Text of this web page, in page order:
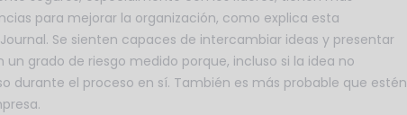
para mejorar la organización, como explica esta
Se sienten capaces de intercambiar ideas y presentar
grado de riesgo medido porque, incluso si la idea no
durante el proceso en sí. También es más probable que estén